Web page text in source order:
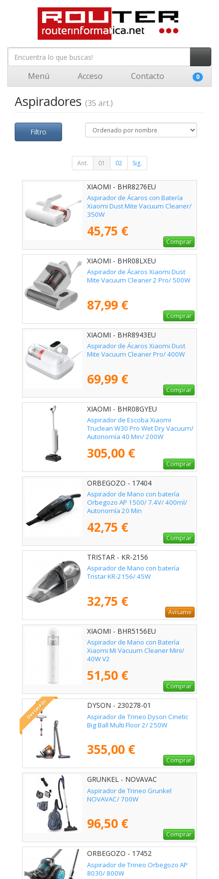
Menú Acceso Contacto 0
Aspiradores (35 art.)
Filtro
Ant. 01 02 Sig.
XIAOMI - BHR8276EU
Aspirador de Ácaros con Batería
Xiaomi Dust Mite Vacuum Cleaner/
350W
45,75 €
Comprar
XIAOMI - BHR08LXEU
Aspirador de Ácaros Xiaomi Dust
Mite Vacuum Cleaner 2 Pro/ 500W
87,99 €
Comprar
XIAOMI - BHR8943EU
Aspirador de Ácaros Xiaomi Dust
Mite Vacuum Cleaner Pro/ 400W
69,99 €
Comprar
XIAOMI - BHR08GYEU
Aspirador de Escoba Xiaomi
Truclean W30 Pro Wet Dry Vacuum/
Autonomía 40 Min/ 200W
305,00 €
Comprar
ORBEGOZO - 17404
Aspirador de Mano con batería
Orbegozo AP 1500/ 7.4V/ 400ml/
Autonomía 20 Min
42,75 €
Comprar
TRISTAR - KR-2156
Aspirador de Mano con batería
Tristar KR-2156/ 45W
32,75 €
Avísame
XIAOMI - BHR5156EU
Aspirador de Mano con Batería
Xiaomi Mi Vacuum Cleaner Mini/
40W V2
51,50 €
Comprar
Destacado DYSON - 230278-01
Aspirador de Trineo Dyson Cinetic
Big Ball Multi Floor 2/ 250W
355,00 €
Comprar
GRUNKEL - NOVAVAC
Aspirador de Trineo Grunkel
NOVAVAC/ 700W
96,50 €
Comprar
ORBEGOZO - 17452
Aspirador de Trineo Orbegozo AP
8030/ 800W